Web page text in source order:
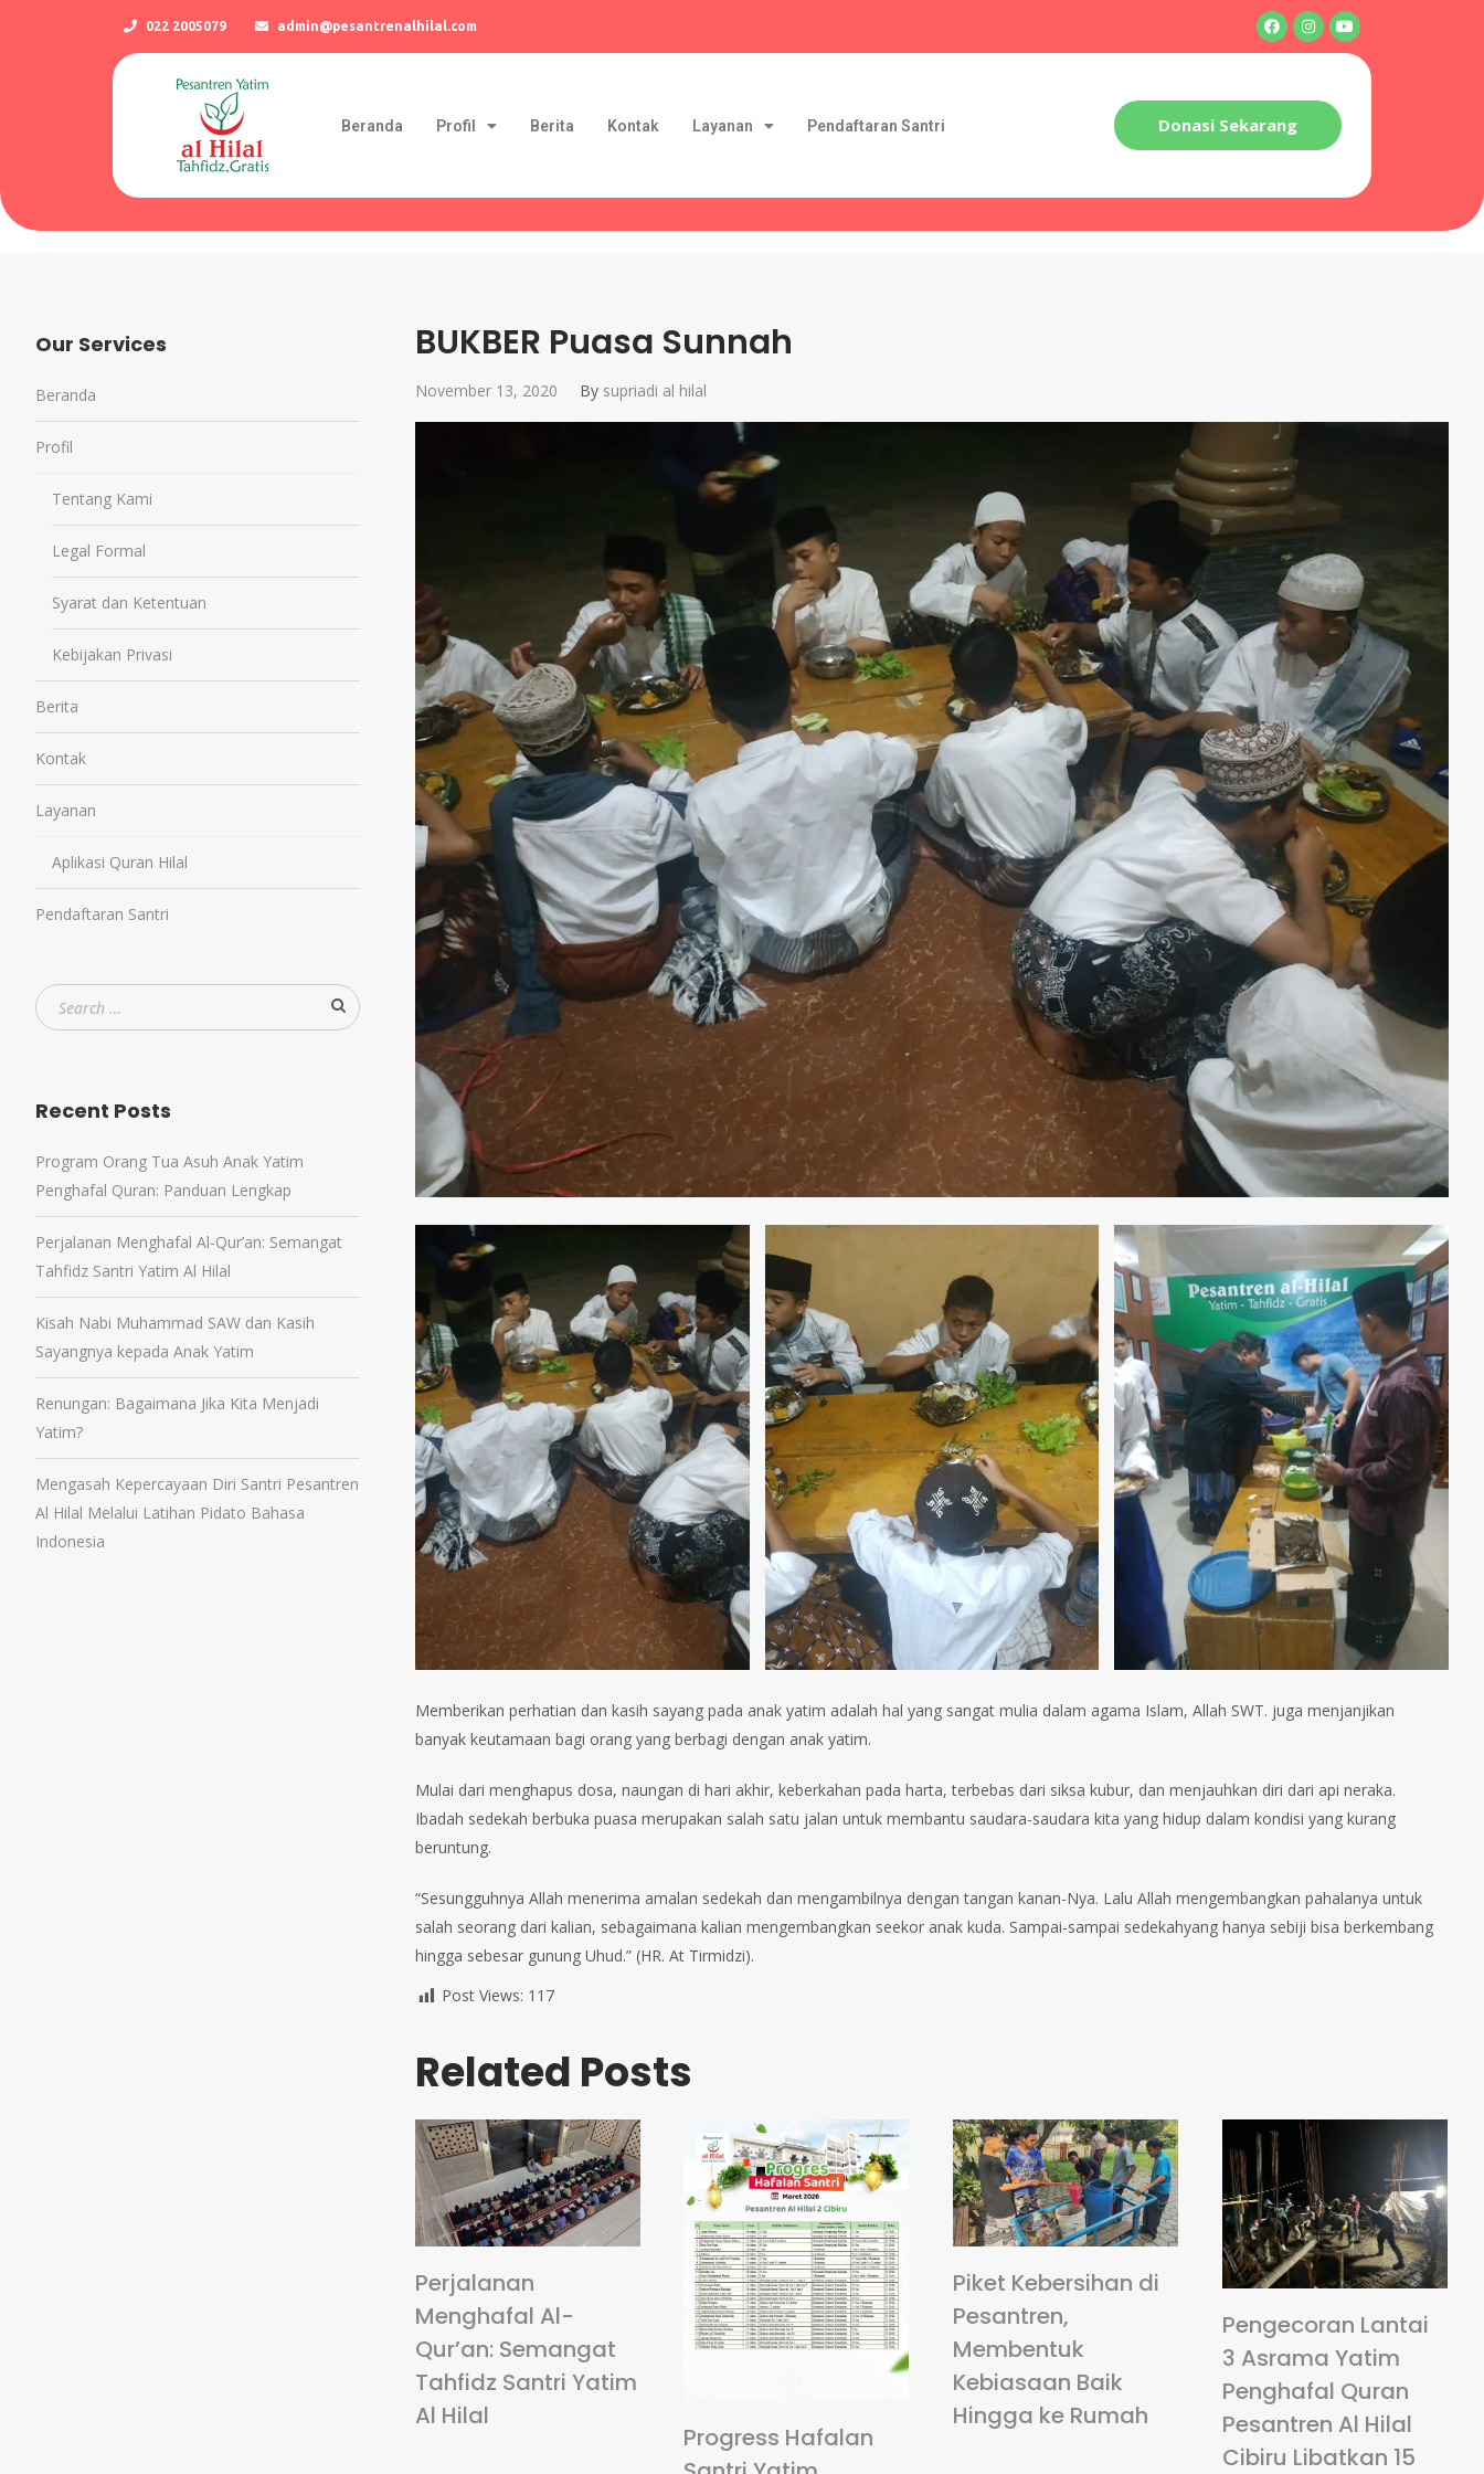
022 2005079 admin@pesantrenalhilal.com
Beranda Profil Berita Kontak Layanan Pendaftaran Santri Donasi Sekarang
BUKBER Puasa Sunnah
November 13, 2020 By supriadi al hilal
Memberikan perhatian dan kasih sayang pada anak yatim adalah hal yang sangat mulia dalam agama Islam, Allah SWT. juga menjanjikan
banyak keutamaan bagi orang yang berbagi dengan anak yatim.
Mulai dari menghapus dosa, naungan di hari akhir, keberkahan pada harta, terbebas dari siksa kubur, dan menjauhkan diri dari api neraka.
Ibadah sedekah berbuka puasa merupakan salah satu jalan untuk membantu saudara-saudara kita yang hidup dalam kondisi yang kurang
beruntung.
“Sesungguhnya Allah menerima amalan sedekah dan mengambilnya dengan tangan kanan-Nya. Lalu Allah mengembangkan pahalanya untuk
salah seorang dari kalian, sebagaimana kalian mengembangkan seekor anak kuda. Sampai-sampai sedekahyang hanya sebiji bisa berkembang
hingga sebesar gunung Uhud.” (HR. At Tirmidzi).⁣
Post Views: 117
Related Posts
Perjalanan
Menghafal Al-
Qur’an: Semangat
Tahfidz Santri Yatim
Al Hilal
Progress Hafalan
Piket Kebersihan di
Pesantren,
Membentuk
Kebiasaan Baik
Hingga ke Rumah
Pengecoran Lantai
3 Asrama Yatim
Penghafal Quran
Pesantren Al Hilal
Cibiru Libatkan 15
Our Services
Beranda
Profil
Tentang Kami
Legal Formal
Syarat dan Ketentuan
Kebijakan Privasi
Berita
Kontak
Layanan
Aplikasi Quran Hilal
Pendaftaran Santri
Recent Posts
Program Orang Tua Asuh Anak Yatim
Penghafal Quran: Panduan Lengkap
Perjalanan Menghafal Al-Qur’an: Semangat
Tahfidz Santri Yatim Al Hilal
Kisah Nabi Muhammad SAW dan Kasih
Sayangnya kepada Anak Yatim
Renungan: Bagaimana Jika Kita Menjadi
Yatim?
Mengasah Kepercayaan Diri Santri Pesantren
Al Hilal Melalui Latihan Pidato Bahasa
Indonesia